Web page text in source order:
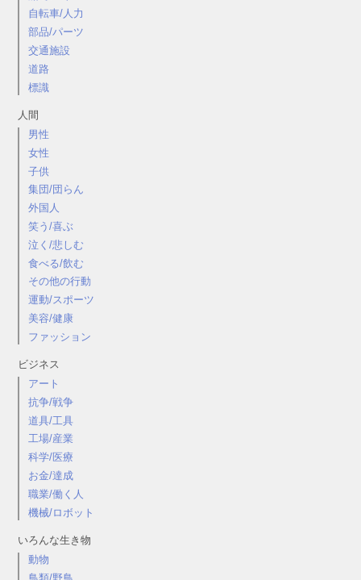
自転車/人力
部品/パーツ
交通施設
道路
標識
人間
男性
女性
子供
集団/団らん
外国人
笑う/喜ぶ
泣く/悲しむ
食べる/飲む
その他の行動
運動/スポーツ
美容/健康
ファッション
ビジネス
アート
抗争/戦争
道具/工具
工場/産業
科学/医療
お金/達成
職業/働く人
機械/ロボット
いろんな生き物
動物